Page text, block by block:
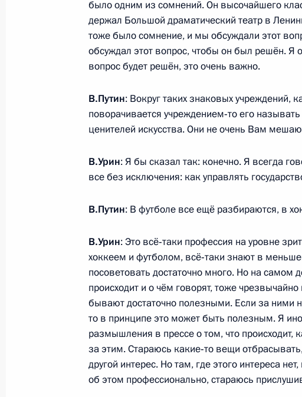
Поздравление Юрию Любимову с Днём
30 сентября 2013 года, 09:40
Поздравление Лидии Федосеевой-
Поздравление Татьяне Дорониной с
12 сентября 2013 года, 09:00
Поздравление Игорю Костолевскому с
10 сентября 2013 года, 09:30
было одним из сомнений. Он высочайшего
держал Большой драматический театр в
тоже было сомнение, и мы обсуждали этот
обсуждал этот вопрос, чтобы он был решён. Я
вопрос будет решён, это очень важно.
В.Путин: Вокруг таких знаковых учреждений,
поворачивается учреждением‑то его
ценителей искусства. Они не очень Вам
В.Урин: Я бы сказал так: конечно. Я всегда
все без исключения: как управлять
В.Путин: В футболе все ещё разбираются, в
В.Урин: Это всё‑таки профессия на уровне
хоккеем и футболом, всё‑таки знают в
посоветовать достаточно много. Но на самом
происходит и о чём говорят, тоже
бывают достаточно полезными. Если за ними
то в принципе это может быть полезным. Я
размышления в прессе о том, что происходит,
за этим. Стараюсь какие‑то вещи
другой интерес. Но там, где этого интереса
об этом профессионально, стараюсь